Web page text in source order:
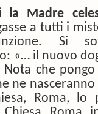
la Madre
a tutti i
Si
«… il nuovo
che pongo
ne
Roma,